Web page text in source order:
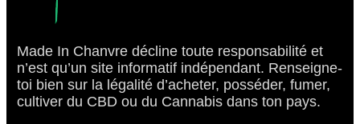
Made In Chanvre décline toute responsabilité et
n’est qu’un site informatif indépendant. Renseigne-
toi bien sur la légalité d’acheter, posséder, fumer,
cultiver du CBD ou du Cannabis dans ton pays.